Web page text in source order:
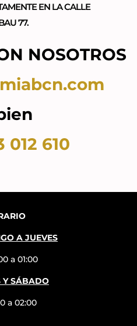
EN LA CALLE
77.
NOSOTROS
012 610
A JUEVES
a 01:00
Y SÁBADO
a 02:00